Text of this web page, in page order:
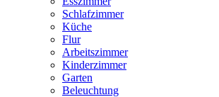
Schlafzimmer
Küche
Flur
Arbeitszimmer
Kinderzimmer
Garten
Beleuchtung